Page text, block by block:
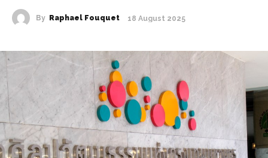
By Raphael Fouquet 18 August 2025